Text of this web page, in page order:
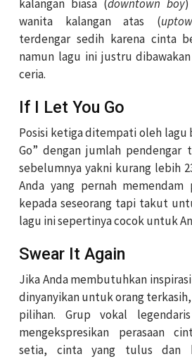
kalangan biasa (downtown boy)
wanita kalangan atas (
terdengar sedih karena cinta
namun lagu ini justru
ceria.
If I Let You Go
Posisi ketiga ditempati oleh lagu
Go” dengan jumlah pendengar
sebelumnya yakni kurang lebih
Anda yang pernah memendam
kepada seseorang tapi takut
lagu ini sepertinya cocok untuk
Swear It Again
Jika Anda membutuhkan
dinyanyikan untuk orang
pilihan. Grup vokal
mengekspresikan perasaan
setia, cinta yang tulus dan